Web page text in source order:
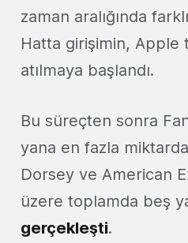
zaman aralığında
Hatta girişimin, Apple
atılmaya başlandı.
Bu süreçten sonra
yana en fazla
Dorsey ve American
üzere toplamda beş
gerçekleşti.